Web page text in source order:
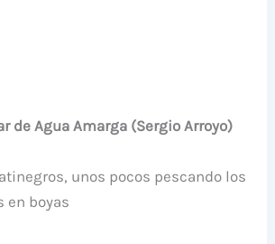
de Agua Amarga (Sergio Arroyo)
unos pocos pescando los
en boyas